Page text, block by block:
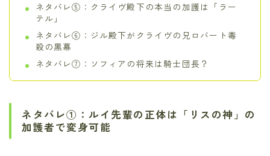
ネタバレ⑤：クライヴ殿下の本当の加護は「ラー
テル」
ネタバレ⑥：ジル殿下がクライヴの兄ロバート毒
殺の黒幕
ネタバレ⑦：ソフィアの将来は騎士団長？
ネタバレ①：ルイ先輩の正体は「リスの神」の
加護者で変身可能